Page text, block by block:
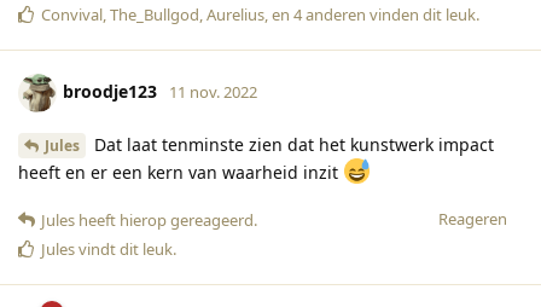
Convival,The_Bullgod,Aurelius, en 4anderen vinden dit leuk.
broodje123 11 nov. 2022
Jules
Dat laat tenminste zien dat het kunstwerk impact
heeft en er een kern van waarheid inzit
Reageren
Jules heeft hierop gereageerd.
Julesvindt dit leuk.